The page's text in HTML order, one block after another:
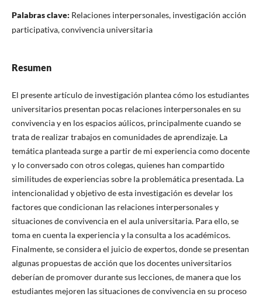
Palabras clave: Relaciones interpersonales, investigación acción
participativa, convivencia universitaria
Resumen
El presente artículo de investigación plantea cómo los estudiantes
universitarios presentan pocas relaciones interpersonales en su
convivencia y en los espacios aúlicos, principalmente cuando se
trata de realizar trabajos en comunidades de aprendizaje. La
temática planteada surge a partir de mi experiencia como docente
y lo conversado con otros colegas, quienes han compartido
similitudes de experiencias sobre la problemática presentada. La
intencionalidad y objetivo de esta investigación es develar los
factores que condicionan las relaciones interpersonales y
situaciones de convivencia en el aula universitaria. Para ello, se
toma en cuenta la experiencia y la consulta a los académicos.
Finalmente, se considera el juicio de expertos, donde se presentan
algunas propuestas de acción que los docentes universitarios
deberían de promover durante sus lecciones, de manera que los
estudiantes mejoren las situaciones de convivencia en su proceso